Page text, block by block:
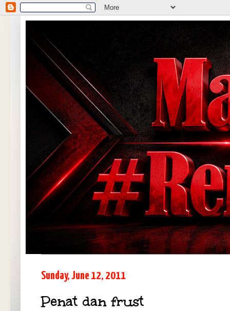
Sunday, June 12, 2011
Penat dan frust